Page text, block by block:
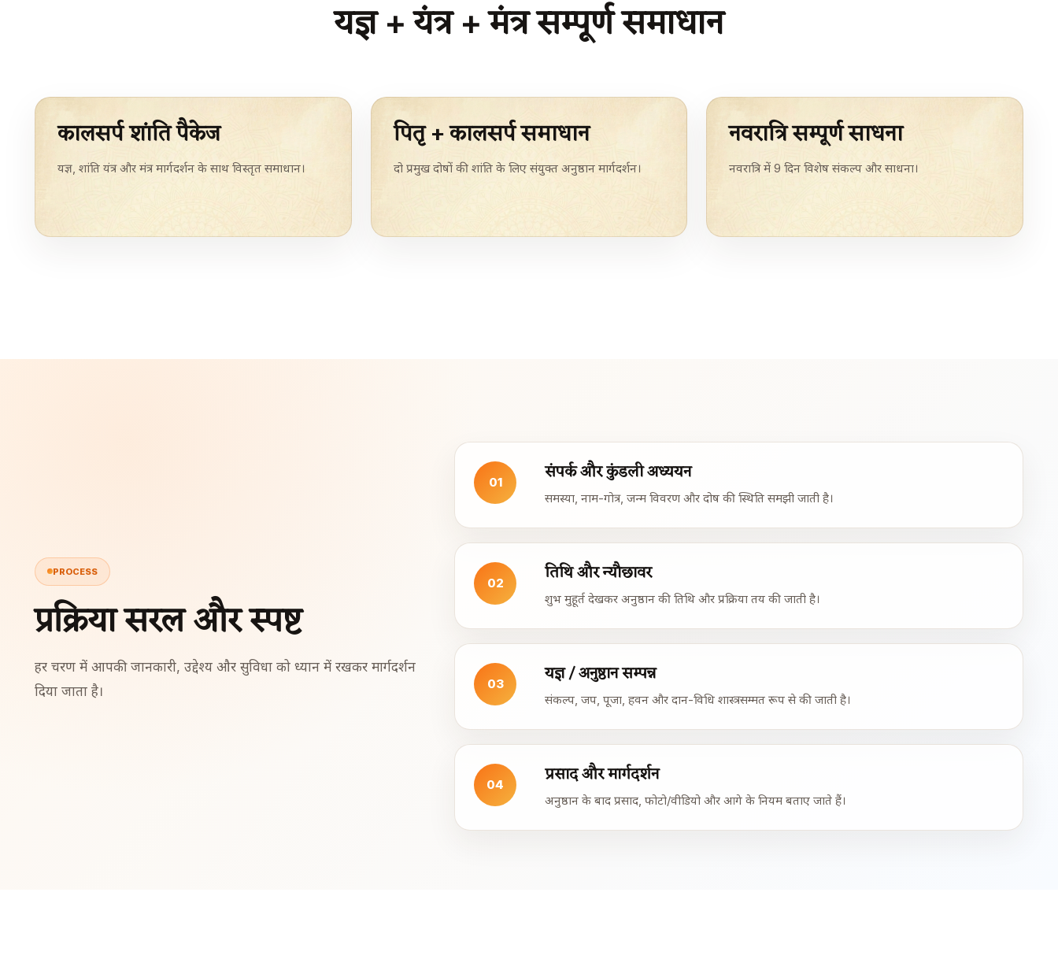
यज्ञ + यंत्र + मंत्र सम्पूर्ण समाधान
कालसर्प शांति पैकेज
यज्ञ, शांति यंत्र और मंत्र मार्गदर्शन के साथ विस्तृत समाधान।
पितृ + कालसर्प समाधान
दो प्रमुख दोषों की शांति के लिए संयुक्त अनुष्ठान मार्गदर्शन।
नवरात्रि सम्पूर्ण साधना
नवरात्रि में 9 दिन विशेष संकल्प और साधना।
PROCESS
प्रक्रिया सरल और स्पष्ट
हर चरण में आपकी जानकारी, उद्देश्य और सुविधा को ध्यान में रखकर मार्गदर्शन
दिया जाता है।
01 संपर्क और कुंडली अध्ययन
समस्या, नाम-गोत्र, जन्म विवरण और दोष की स्थिति समझी जाती है।
02 तिथि और न्यौछावर
शुभ मुहूर्त देखकर अनुष्ठान की तिथि और प्रक्रिया तय की जाती है।
03 यज्ञ / अनुष्ठान सम्पन्न
संकल्प, जप, पूजा, हवन और दान-विधि शास्त्रसम्मत रूप से की जाती है।
04 प्रसाद और मार्गदर्शन
अनुष्ठान के बाद प्रसाद, फोटो/वीडियो और आगे के नियम बताए जाते हैं।